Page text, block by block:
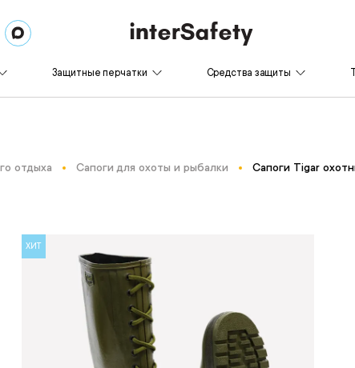
Защитные перчатки Средства защиты
отдыха Сапоги для охоты и рыбалки Сапоги Tigar
ХИТ